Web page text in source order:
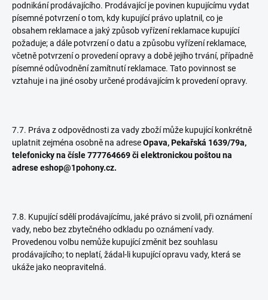
podnikání prodávajícího. Prodávající je povinen kupujícímu vydat
písemné potvrzení o tom, kdy kupující právo uplatnil, co je
obsahem reklamace a jaký způsob vyřízení reklamace kupující
požaduje; a dále potvrzení o datu a způsobu vyřízení reklamace,
včetně potvrzení o provedení opravy a době jejího trvání, případně
písemné odůvodnění zamítnutí reklamace. Tato povinnost se
vztahuje i na jiné osoby určené prodávajícím k provedení opravy.
7.7. Práva z odpovědnosti za vady zboží může kupující konkrétně
uplatnit zejména osobně na adreseOpava, Pekařská 1639/79a,
telefonicky na čísle 777764669 či elektronickou poštou na
adrese eshop@1pohony.cz.
7.8. Kupující sdělí prodávajícímu, jaké právo si zvolil, při oznámení
vady, nebo bez zbytečného odkladu po oznámení vady.
Provedenou volbu nemůže kupující změnit bez souhlasu
prodávajícího; to neplatí, žádal-li kupující opravu vady, která se
ukáže jako neopravitelná.